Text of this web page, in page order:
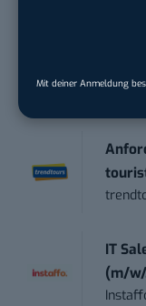
Mit deiner Anmeldung
IT
(m/w/